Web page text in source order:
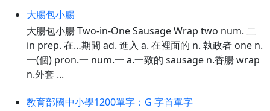
大腸包小腸
大腸包小腸 Two-in-One Sausage Wrap two num. 二
in prep. 在…期間 ad. 進入 a. 在裡面的 n. 執政者 one n.
一(個) pron.一 num.一 a.一致的 sausage n.香腸 wrap
n.外套 ...
教育部國中小學1200單字：G 字首單字